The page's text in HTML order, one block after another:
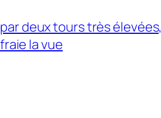
deux tours très élevées,
la vue